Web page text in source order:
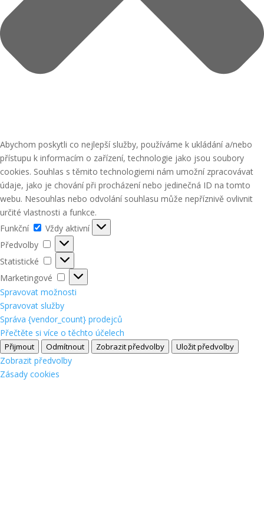
Abychom poskytli co nejlepší služby, používáme k ukládání a/nebo
přístupu k informacím o zařízení, technologie jako jsou soubory
cookies. Souhlas s těmito technologiemi nám umožní zpracovávat
údaje, jako je chování při procházení nebo jedinečná ID na tomto
webu. Nesouhlas nebo odvolání souhlasu může nepříznivě ovlivnit
určité vlastnosti a funkce.
Funkční
Funkční
Vždy aktivní
Předvolby
Předvolby
Statistické
Statistické
Marketingové
Marketingové
Spravovat možnosti
Spravovat služby
Správa {vendor_count} prodejců
Přečtěte si více o těchto účelech
Přijmout Odmítnout Zobrazit předvolby Uložit předvolby
Zobrazit předvolby
Zásady cookies